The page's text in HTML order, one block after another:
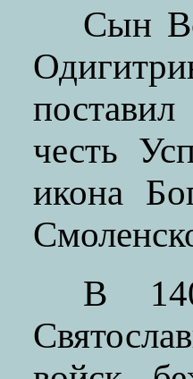
Сын
честь
икона
В